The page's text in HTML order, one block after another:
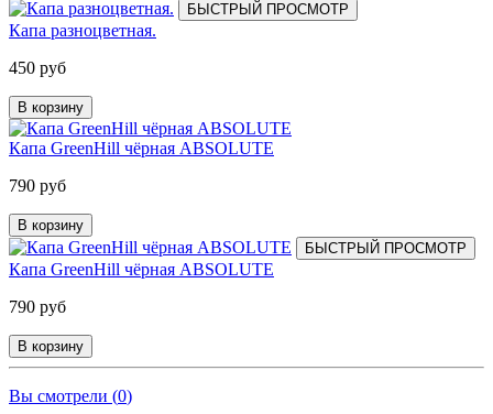
БЫСТРЫЙ ПРОСМОТР
Капа разноцветная.
450 руб
В корзину
Капа GreenHill чёрная ABSOLUTE
790 руб
В корзину
БЫСТРЫЙ ПРОСМОТР
Капа GreenHill чёрная ABSOLUTE
790 руб
В корзину
Вы смотрели (0)